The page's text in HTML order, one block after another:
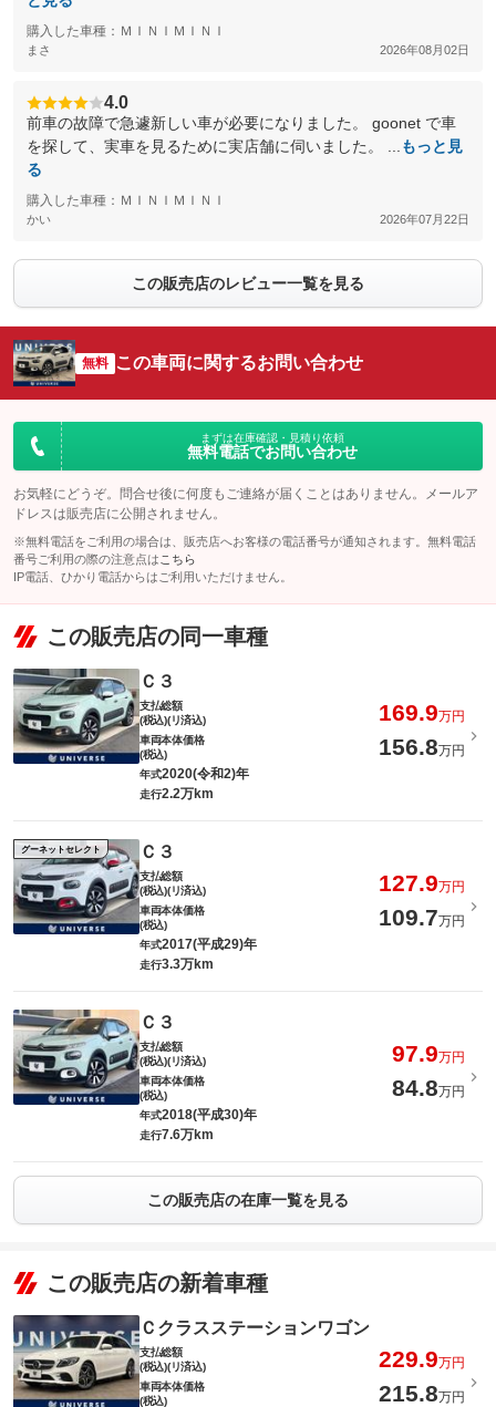
購入した車種：ＭＩＮＩＭＩＮＩ
まさ 2026年08月02日
4.0
前車の故障で急遽新しい車が必要になりました。 goonet で車
を探して、実車を見るために実店舗に伺いました。 ...
もっと見
る
購入した車種：ＭＩＮＩＭＩＮＩ
かい 2026年07月22日
この販売店のレビュー一覧を見る
無料 この車両に関するお問い合わせ
まずは在庫確認・見積り依頼
無料電話でお問い合わせ
お気軽にどうぞ。問合せ後に何度もご連絡が届くことはありません。メールア
ドレスは販売店に公開されません。
※無料電話をご利用の場合は、販売店へお客様の電話番号が通知されます。無料電話
番号ご利用の際の注意点は こちら
IP電話、ひかり電話からはご利用いただけません。
この販売店の同一車種
Ｃ３
支払総額
(税込)(リ済込)
169.9万円
車両本体価格
(税込)
156.8万円
年式2020(令和2)年
走行2.2万km
グーネットセレクト Ｃ３
支払総額
(税込)(リ済込)
127.9万円
車両本体価格
(税込)
109.7万円
年式2017(平成29)年
走行3.3万km
Ｃ３
支払総額
(税込)(リ済込)
97.9万円
車両本体価格
(税込)
84.8万円
年式2018(平成30)年
走行7.6万km
この販売店の在庫一覧を見る
この販売店の新着車種
Ｃクラスステーションワゴン
支払総額
(税込)(リ済込)
229.9万円
車両本体価格
(税込)
215.8万円